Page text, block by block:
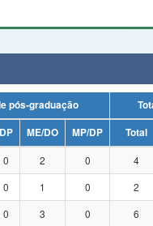
Planalto
Total de Programas de pós-graduação
DP ME/DO MP/DP Total
0 2 0 4
0 1 0 2
0 3 0 6